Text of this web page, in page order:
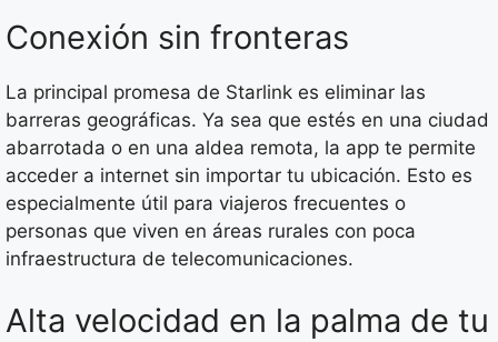
Conexión sin fronteras
La principal promesa de Starlink es eliminar las
barreras geográficas. Ya sea que estés en una ciudad
abarrotada o en una aldea remota, la app te permite
acceder a internet sin importar tu ubicación. Esto es
especialmente útil para viajeros frecuentes o
personas que viven en áreas rurales con poca
infraestructura de telecomunicaciones.
Alta velocidad en la palma de tu